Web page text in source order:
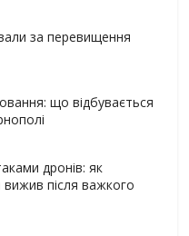
за перевищення
що відбувається
дронів: як
вижив після важкого